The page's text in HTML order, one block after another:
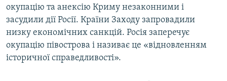
окупацію та анексію Криму незаконними і
засудили дії Росії. Країни Заходу запровадили
низку економічних санкцій. Росія заперечує
окупацію півострова і називає це «відновленням
історичної справедливості».